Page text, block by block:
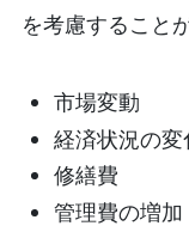
を考慮すること
市場変動
経済状況の変
修繕費
管理費の増加